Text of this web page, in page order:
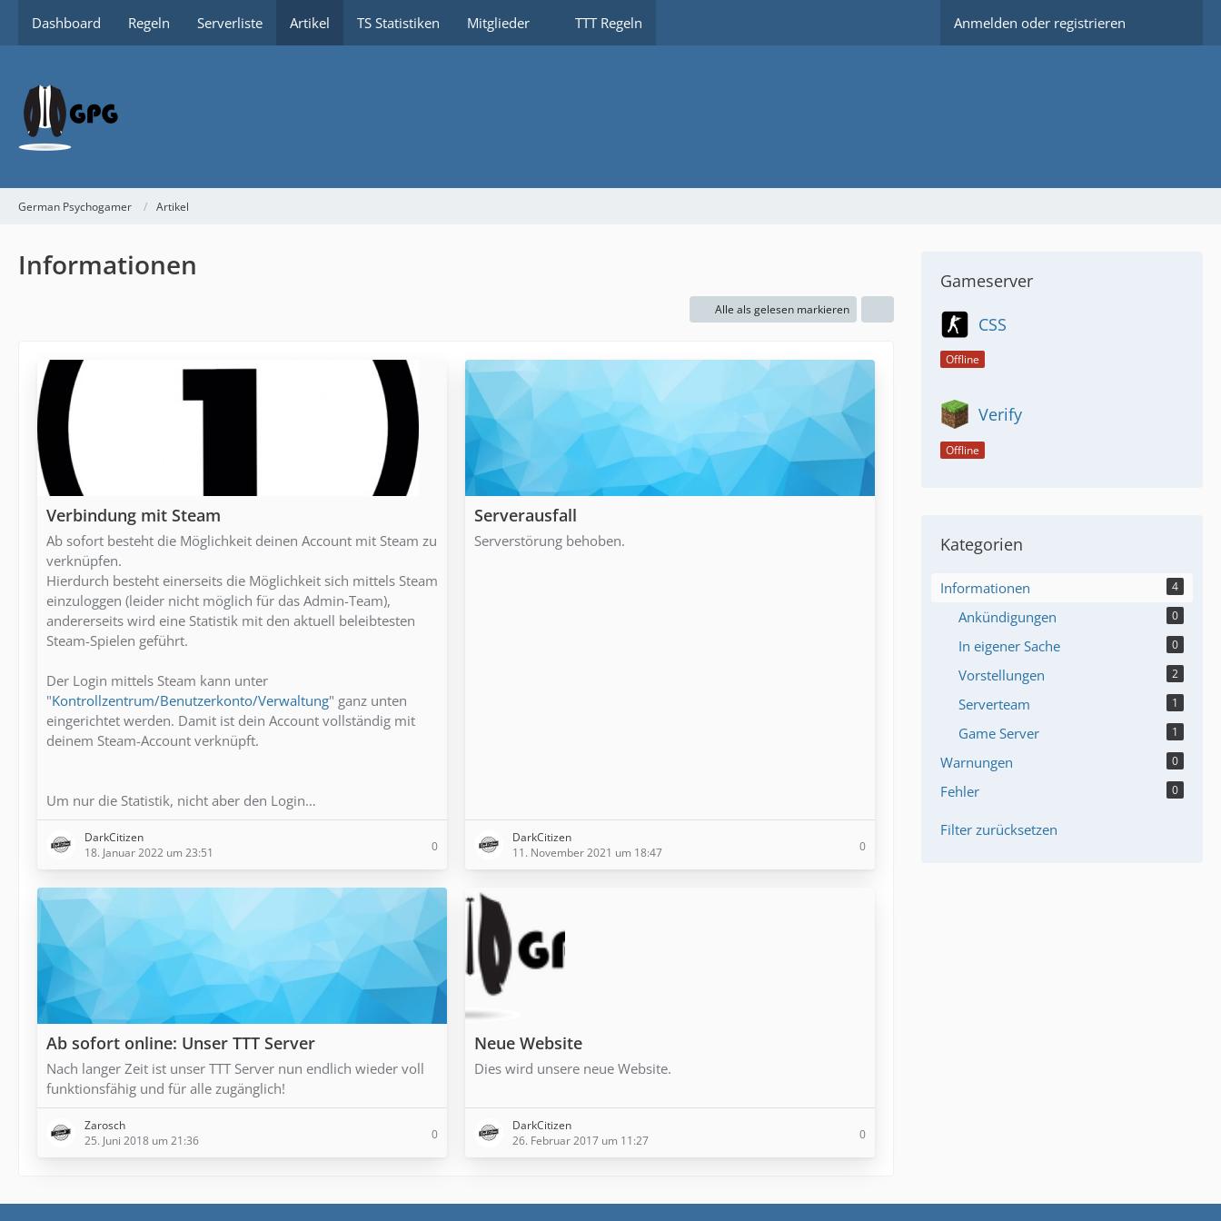
Dashboard Regeln Serverliste Artikel TS Statistiken Mitglieder TTT Regeln Anmelden oder registrieren
German Psychogamer Artikel
Informationen
Alle als gelesen markieren
Verbindung mit Steam
Ab sofort besteht die Möglichkeit deinen Account mit Steam zu
verknüpfen.
Hierdurch besteht einerseits die Möglichkeit sich mittels Steam
einzuloggen (leider nicht möglich für das Admin-Team),
andererseits wird eine Statistik mit den aktuell beleibtesten
Steam-Spielen geführt.
Der Login mittels Steam kann unter
"Kontrollzentrum/Benutzerkonto/Verwaltung" ganz unten
eingerichtet werden. Damit ist dein Account vollständig mit
deinem Steam-Account verknüpft.
Um nur die Statistik, nicht aber den Login…
DarkCitizen
18. Januar 2022 um 23:51
0
Serverausfall
Serverstörung behoben.
DarkCitizen
11. November 2021 um 18:47
0
Ab sofort online: Unser TTT Server
Nach langer Zeit ist unser TTT Server nun endlich wieder voll
funktionsfähig und für alle zugänglich!
Zarosch
25. Juni 2018 um 21:36
0
Neue Website
Dies wird unsere neue Website.
DarkCitizen
26. Februar 2017 um 11:27
0
Gameserver
CSS
Offline
Verify
Offline
Kategorien
Informationen 4
Ankündigungen 0
In eigener Sache 0
Vorstellungen 2
Serverteam 1
Game Server 1
Warnungen 0
Fehler 0
Filter zurücksetzen